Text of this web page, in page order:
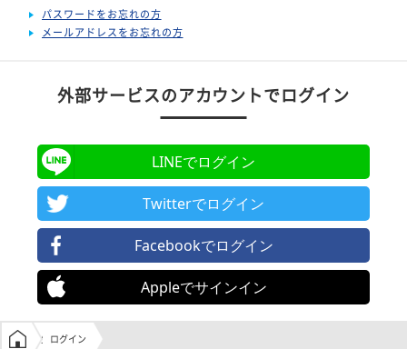
パスワードをお忘れの方
メールアドレスをお忘れの方
外部サービスのアカウントでログイン
LINEでログイン
Twitterでログイン
Facebookでログイン
Appleでサインイン
学生の窓口トップ
ログイン